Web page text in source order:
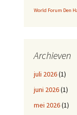
World Forum Den
Archieven
juli 2026(1)
juni 2026(1)
mei 2026(1)